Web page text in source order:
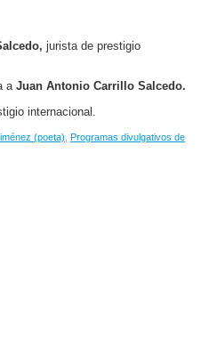
jurista de prestigio
a Juan Antonio Carrillo Salcedo.
internacional.
(poeta) Programas divulgativos de